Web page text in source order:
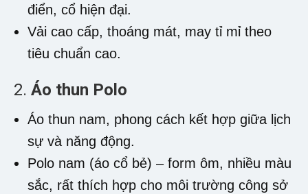
điển, cổ hiện đại.
Vải cao cấp, thoáng mát, may tỉ mỉ theo
tiêu chuẩn cao.
2. Áo thun Polo
Áo thun nam, phong cách kết hợp giữa lịch
sự và năng động.
Polo nam (áo cổ bẻ) – form ôm, nhiều màu
sắc, rất thích hợp cho môi trường công sở